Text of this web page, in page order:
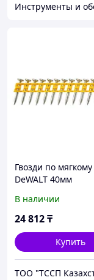
Гвозди по
DeWALT 40мм
В наличии
24 812₸
Купить
ТОО "ТССП